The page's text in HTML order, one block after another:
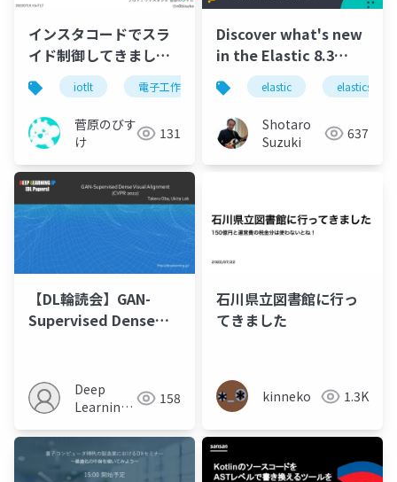
インスタコードでスラ
イド制御してきまし
た。
iotlt 電子工作 演奏 インスタコード
菅原のびす
け
131
Discover what's new
in the Elastic 8.3
release - Find,
monitor, and protect
everything in any
environment.pdf
elastic elasticsearch
Shotaro
Suzuki
637
【DL輪読会】GAN-
Supervised Dense
Deep
Learning
158
石川県立図書館に行っ
てきました
kinneko 1.3K